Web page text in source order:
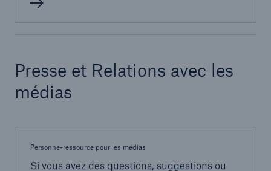
Presse et Relations avec les
médias
Personne-ressource pour les médias
Si vous avez des questions, suggestions ou